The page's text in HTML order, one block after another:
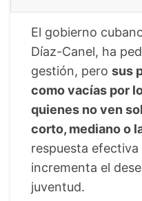
El gobierno
Díaz-Canel, ha
gestión, pero sus
como vacías por
quienes no ven
corto, mediano o
respuesta efectiva
incrementa el
juventud.